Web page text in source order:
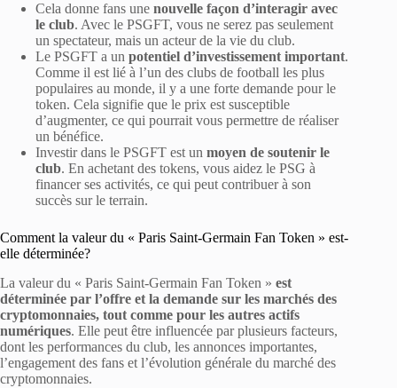
Cela donne fans une nouvelle façon d’interagir avec
le club. Avec le PSGFT, vous ne serez pas seulement
un spectateur, mais un acteur de la vie du club.
Le PSGFT a un potentiel d’investissement important.
Comme il est lié à l’un des clubs de football les plus
populaires au monde, il y a une forte demande pour le
token. Cela signifie que le prix est susceptible
d’augmenter, ce qui pourrait vous permettre de réaliser
un bénéfice.
Investir dans le PSGFT est un moyen de soutenir le
club. En achetant des tokens, vous aidez le PSG à
financer ses activités, ce qui peut contribuer à son
succès sur le terrain.
Comment la valeur du « Paris Saint-Germain Fan Token » est-
elle déterminée?
La valeur du « Paris Saint-Germain Fan Token » est
déterminée par l’offre et la demande sur les marchés des
cryptomonnaies, tout comme pour les autres actifs
numériques. Elle peut être influencée par plusieurs facteurs,
dont les performances du club, les annonces importantes,
l’engagement des fans et l’évolution générale du marché des
cryptomonnaies.